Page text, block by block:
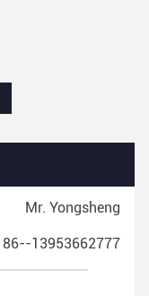
Mr. Yongsheng
86--13953662777